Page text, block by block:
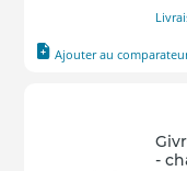
Ajouter au
-